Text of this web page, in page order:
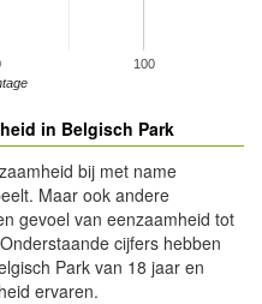
100
in Belgisch Park
bij met name
Maar ook andere
gevoel van eenzaamheid tot
cijfers hebben
Park van 18 jaar en
ervaren.